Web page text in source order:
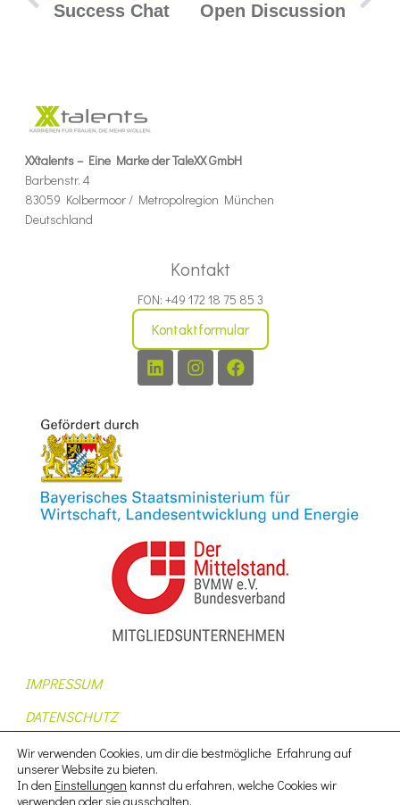
Success Chat Open Discussion
XXtalents – Eine Marke der TaleXX GmbH
Barbenstr. 4
83059 Kolbermoor / Metropolregion München
Deutschland
Kontakt
FON: +49 172 18 75 85 3
Kontaktformular
IMPRESSUM
DATENSCHUTZ
AUFTRAGSDATENVERARBEITUNG
AGB
Wir verwenden Cookies, um dir die bestmögliche Erfahrung auf
unserer Website zu bieten.
In den Einstellungen kannst du erfahren, welche Cookies wir
verwenden oder sie ausschalten.